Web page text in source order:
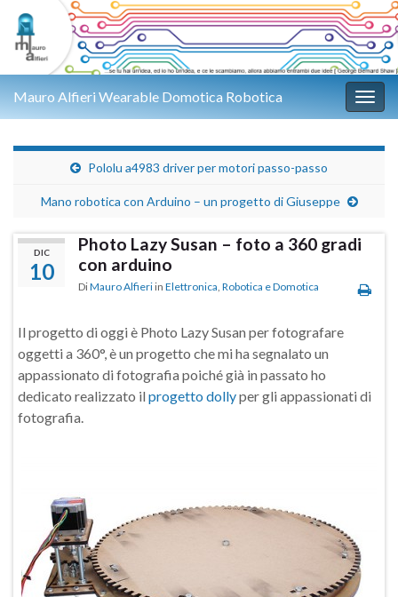
Mauro Alfieri Wearable Domotica Robotica
Pololu a4983 driver per motori passo-passo
Mano robotica con Arduino – un progetto di Giuseppe
DIC
10
Photo Lazy Susan – foto a 360 gradi
con arduino
DiMauro Alfieri in Elettronica, Robotica e Domotica
Il progetto di oggi è Photo Lazy Susan per fotografare
oggetti a 360°, è un progetto che mi ha segnalato un
appassionato di fotografia poiché già in passato ho
dedicato realizzato il progetto dollyper gli appassionati di
fotografia.